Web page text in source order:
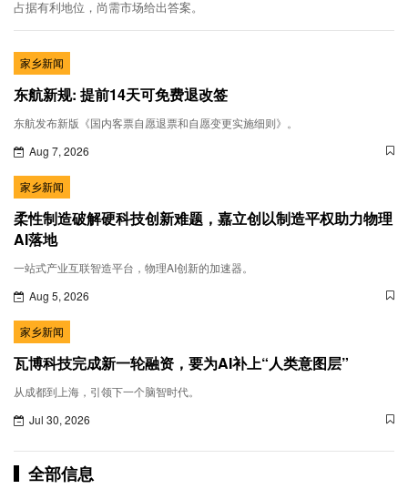
占据有利地位，尚需市场给出答案。
家乡新闻
东航新规: 提前14天可免费退改签
东航发布新版《国内客票自愿退票和自愿变更实施细则》。
Aug 7, 2026
家乡新闻
柔性制造破解硬科技创新难题，嘉立创以制造平权助力物理
AI落地
一站式产业互联智造平台，物理AI创新的加速器。
Aug 5, 2026
家乡新闻
瓦博科技完成新一轮融资，要为AI补上“人类意图层”
从成都到上海，引领下一个脑智时代。
Jul 30, 2026
全部信息